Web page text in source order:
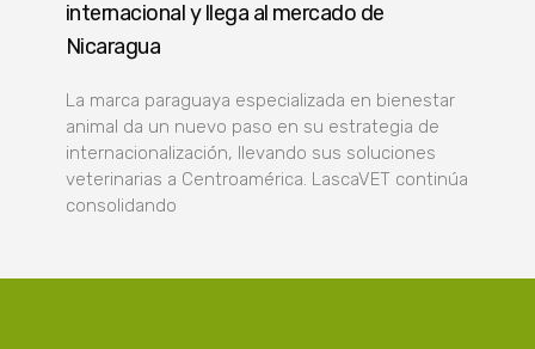
internacional y llega al mercado de
Nicaragua
La marca paraguaya especializada en bienestar
animal da un nuevo paso en su estrategia de
internacionalización, llevando sus soluciones
veterinarias a Centroamérica. LascaVET continúa
consolidando